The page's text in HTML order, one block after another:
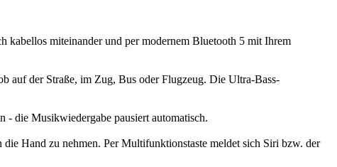
kabellos miteinander und per modernem Bluetooth 5 mit Ihrem
auf der Straße, im Zug, Bus oder Flugzeug. Die Ultra-Bass-
- die Musikwiedergabe pausiert automatisch.
Hand zu nehmen. Per Multifunktionstaste meldet sich Siri bzw. der